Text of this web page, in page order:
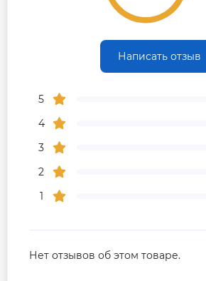
Написать отзыв
5
4
3
2
1
Нет отзывов об этом товаре.